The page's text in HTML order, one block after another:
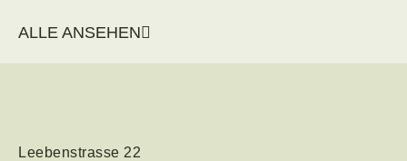
ALLE ANSEHEN
Leebenstrasse 22